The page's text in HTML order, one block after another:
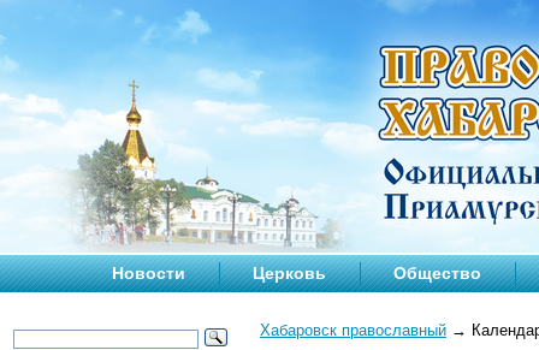
Новости Церковь Общество
Хабаровск православный →